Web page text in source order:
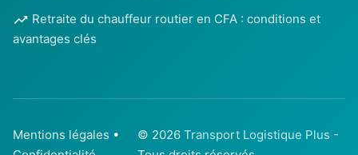
Retraite du chauffeur routier en CFA : conditions et
avantages clés
Mentions légales •
© 2026 Transport Logistique Plus -